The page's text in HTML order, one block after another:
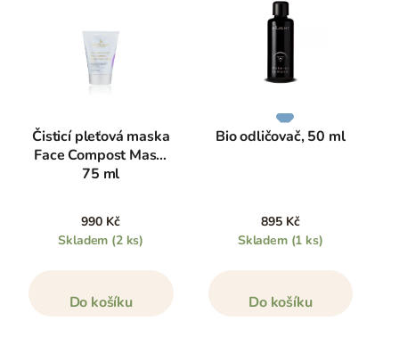
Čisticí pleťová maska
Face Compost Mask,
75 ml
990 Kč
Skladem (2 ks)
Do košíku
Bio odličovač, 50 ml
895 Kč
Skladem (1 ks)
Do košíku